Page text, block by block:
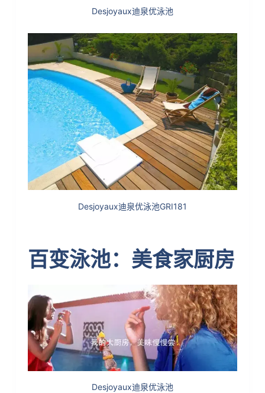
Desjoyaux迪泉优泳池
Desjoyaux迪泉优泳池GRI181
百变泳池：美食家厨房
Desjoyaux迪泉优泳池